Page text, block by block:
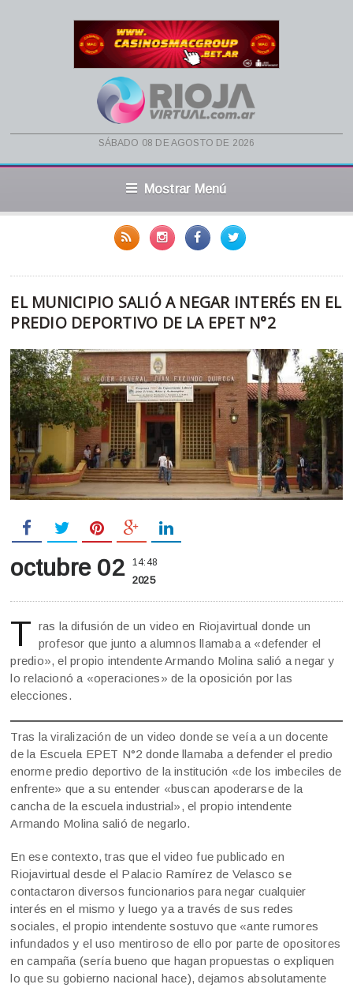
sábado 08 de agosto de 2026
Mostrar Menú
EL MUNICIPIO SALIÓ A NEGAR INTERÉS EN EL
PREDIO DEPORTIVO DE LA EPET N°2
octubre 02 14:48
2025
T ras la difusión de un video en Riojavirtual donde un
profesor que junto a alumnos llamaba a «defender el
predio», el propio intendente Armando Molina salió a negar y
lo relacionó a «operaciones» de la oposición por las
elecciones.
Tras la viralización de un video donde se veía a un docente
de la Escuela EPET N°2 donde llamaba a defender el predio
enorme predio deportivo de la institución «de los imbeciles de
enfrente» que a su entender «buscan apoderarse de la
cancha de la escuela industrial», el propio intendente
Armando Molina salió de negarlo.
En ese contexto, tras que el video fue publicado en
Riojavirtual desde el Palacio Ramírez de Velasco se
contactaron diversos funcionarios para negar cualquier
interés en el mismo y luego ya a través de sus redes
sociales, el propio intendente sostuvo que «ante rumores
infundados y el uso mentiroso de ello por parte de opositores
en campaña (sería bueno que hagan propuestas o expliquen
lo que su gobierno nacional hace), dejamos absolutamente